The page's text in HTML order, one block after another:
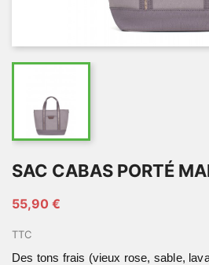
SAC CABAS PORTÉ
55,90 €
TTC
Des tons frais (vieux rose, sable,